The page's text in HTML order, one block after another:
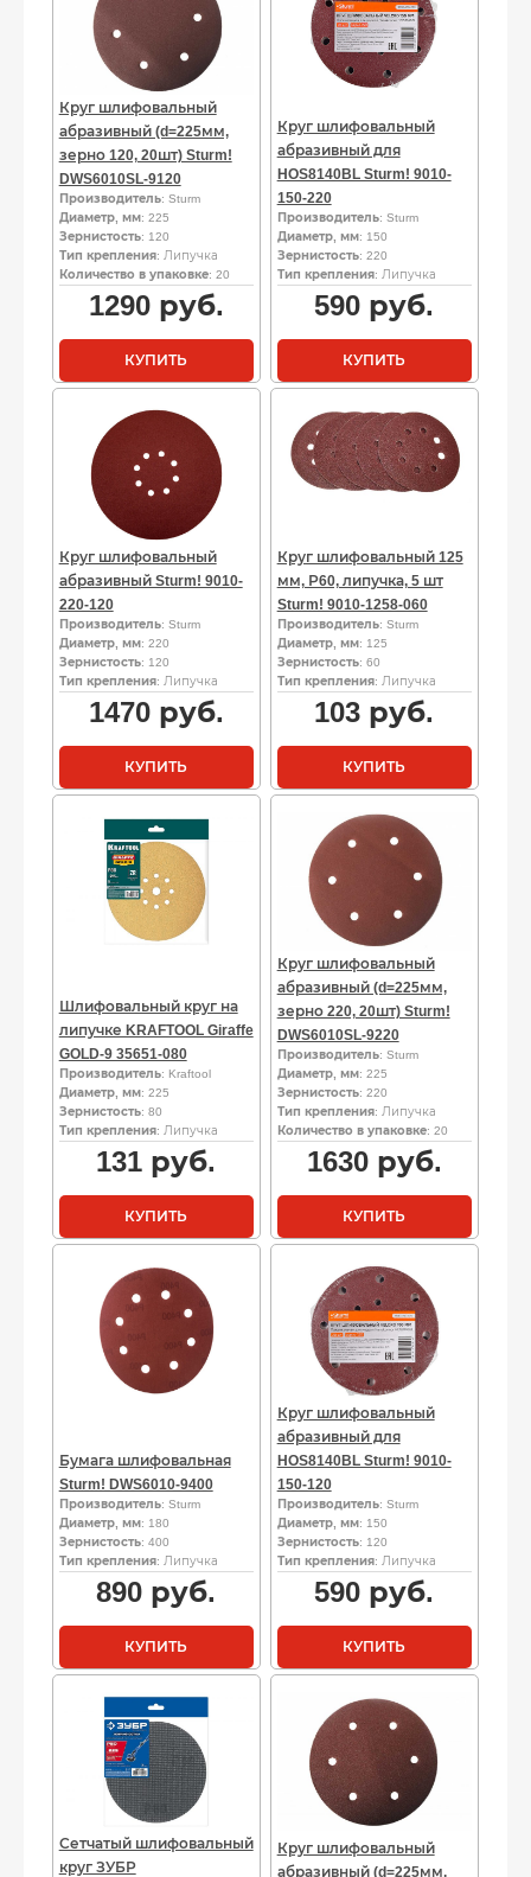
Круг шлифовальный
абразивный (d=225мм,
зерно 120, 20шт) Sturm!
DWS6010SL-9120
Производитель: Sturm
Диаметр, мм: 225
Зернистость: 120
Тип крепления: Липучка
Количество в упаковке: 20
1290руб.
КУПИТЬ
Круг шлифовальный
абразивный для
HOS8140BL Sturm! 9010-
150-220
Производитель: Sturm
Диаметр, мм: 150
Зернистость: 220
Тип крепления: Липучка
590 руб.
КУПИТЬ
Круг шлифовальный
абразивный Sturm! 9010-
220-120
Производитель: Sturm
Диаметр, мм: 220
Зернистость: 120
Тип крепления: Липучка
1470руб.
КУПИТЬ
Круг шлифовальный 125
мм, Р60, липучка, 5 шт
Sturm! 9010-1258-060
Производитель: Sturm
Диаметр, мм: 125
Зернистость: 60
Тип крепления: Липучка
103 руб.
КУПИТЬ
Шлифовальный круг на
липучке KRAFTOOL Giraffe
GOLD-9 35651-080
Производитель: Kraftool
Диаметр, мм: 225
Зернистость: 80
Тип крепления: Липучка
131 руб.
КУПИТЬ
Круг шлифовальный
абразивный (d=225мм,
зерно 220, 20шт) Sturm!
DWS6010SL-9220
Производитель: Sturm
Диаметр, мм: 225
Зернистость: 220
Тип крепления: Липучка
Количество в упаковке: 20
1630руб.
КУПИТЬ
Бумага шлифовальная
Sturm! DWS6010-9400
Производитель: Sturm
Диаметр, мм: 180
Зернистость: 400
Тип крепления: Липучка
890 руб.
КУПИТЬ
Круг шлифовальный
абразивный для
HOS8140BL Sturm! 9010-
150-120
Производитель: Sturm
Диаметр, мм: 150
Зернистость: 120
Тип крепления: Липучка
590 руб.
КУПИТЬ
Сетчатый шлифовальный
круг ЗУБР
Круг шлифовальный
абразивный (d=225мм,